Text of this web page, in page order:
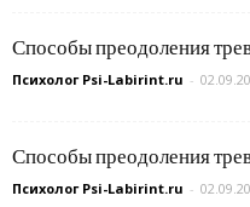
Способы преодоления
Психолог Psi-Labirint.ru -
Способы преодоления
Психолог Psi-Labirint.ru -